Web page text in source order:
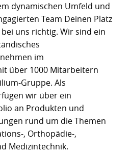
dynamischen Umfeld und
Team Deinen Platz
uns richtig. Wir sind ein
im
über 1000 Mitarbeitern
Gruppe. Als
wir über ein
an Produkten und
rund um die Themen
, Orthopädie-,
Medizintechnik.